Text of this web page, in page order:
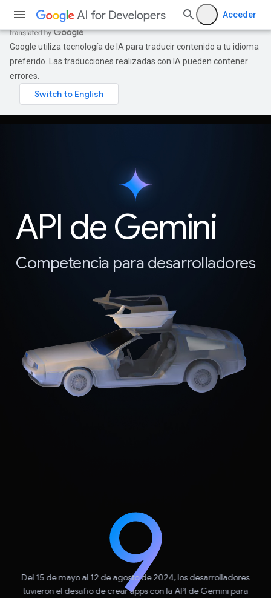
Acceder
Google utiliza tecnología de IA para traducir contenido a tu idioma
preferido. Las traducciones realizadas con IA pueden contener
errores.
API de Gemini
Competencia para desarrolladores
Del 15 de mayo al 12 de agosto de 2024, los desarrolladores
tuvieron el desafío de crear apps con la API de Gemini para